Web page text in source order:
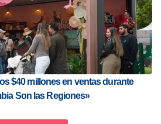
$40 millones en ventas durante
Son las Regiones»